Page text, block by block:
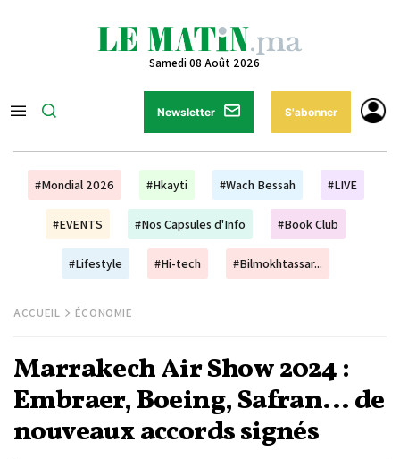
Samedi 08 Août 2026
Newsletter S'abonner
#Mondial 2026 #Hkayti #Wach Bessah #LIVE
#EVENTS #Nos Capsules d'Info #Book Club
#Lifestyle #Hi-tech #Bilmokhtassar...
ACCUEIL ÉCONOMIE
Marrakech Air Show 2024 :
Embraer, Boeing, Safran... de
nouveaux accords signés